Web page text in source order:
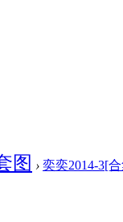
图 › 奕奕2014-3[